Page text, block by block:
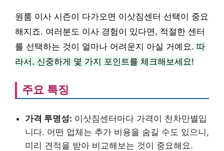
원룸 이사 시즌이 다가오면 이삿짐센터 선택이 중요
해지죠. 여러분도 이사 경험이 있다면, 적절한 센터
를 선택하는 것이 얼마나 어려운지 아실 거예요. 따
라서, 신중하게 몇 가지 포인트를 체크해보세요!
주요 특징
가격 투명성: 이삿짐센터마다 가격이 천차만별입
니다. 어떤 업체는 추가 비용을 숨길 수도 있으니,
미리 견적을 받아 비교해보는 것이 중요해요.